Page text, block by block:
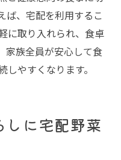
ば、宅配を利用するこ
に取り入れられ、食卓
家族全員が安心して食
やすくなります。
しに宅配野菜